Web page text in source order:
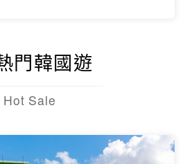
北越下龍灣豪華五
日
空 全程無購物
龍灣VIP船、陸龍灣、珍